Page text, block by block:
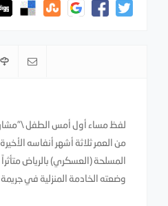
لفظ مساء أول أمس الطفل
من العمر ثلاثة أشهر أنفاسه
المسلحة (العسكري) بالرياض
وضعته الخادمة المنزلية في